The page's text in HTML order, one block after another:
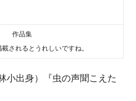
作品集
されるとうれしいですね。
出身）『虫の声聞こえた